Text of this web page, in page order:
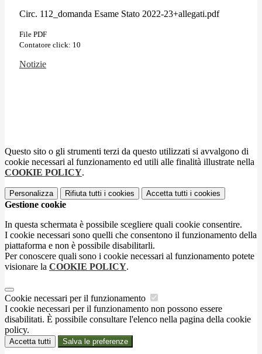
Circ. 112_domanda Esame Stato 2022-23+allegati.pdf
File PDF
Contatore click: 10
Notizie
Questo sito o gli strumenti terzi da questo utilizzati si avvalgono di
cookie necessari al funzionamento ed utili alle finalità illustrate nella
COOKIE POLICY.
Personalizza Rifiuta tutti i cookies Accetta tutti i cookies
Gestione cookie
In questa schermata è possibile scegliere quali cookie consentire.
I cookie necessari sono quelli che consentono il funzionamento della
piattaforma e non è possibile disabilitarli.
Per conoscere quali sono i cookie necessari al funzionamento potete
visionare la COOKIE POLICY.
Cookie necessari per il funzionamento
I cookie necessari per il funzionamento non possono essere
disabilitati. È possibile consultare l'elenco nella pagina della cookie
policy.
Accetta tutti Salva le preferenze